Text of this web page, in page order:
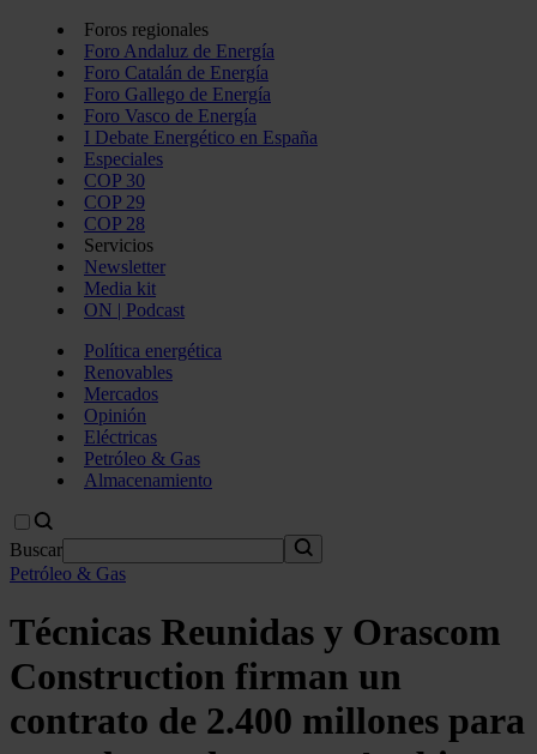
Foros regionales
Foro Andaluz de Energía
Foro Catalán de Energía
Foro Gallego de Energía
Foro Vasco de Energía
I Debate Energético en España
Especiales
COP 30
COP 29
COP 28
Servicios
Newsletter
Media kit
ON | Podcast
Política energética
Renovables
Mercados
Opinión
Eléctricas
Petróleo & Gas
Almacenamiento
Buscar
Petróleo & Gas
Técnicas Reunidas y Orascom
Construction firman un
contrato de 2.400 millones para